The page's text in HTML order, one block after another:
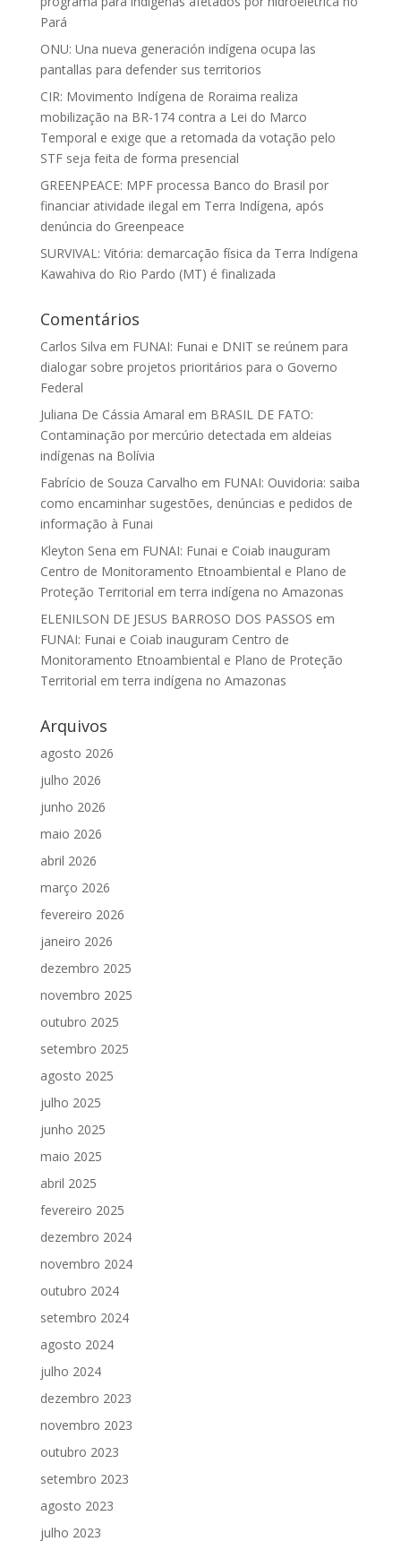
Pará
ONU: Una nueva generación indígena ocupa las
pantallas para defender sus territorios
CIR: Movimento Indígena de Roraima realiza
mobilização na BR-174 contra a Lei do Marco
Temporal e exige que a retomada da votação pelo
STF seja feita de forma presencial
GREENPEACE: MPF processa Banco do Brasil por
financiar atividade ilegal em Terra Indígena, após
denúncia do Greenpeace
SURVIVAL: Vitória: demarcação física da Terra Indígena
Kawahiva do Rio Pardo (MT) é finalizada
Comentários
Carlos Silva em FUNAI: Funai e DNIT se reúnem para
dialogar sobre projetos prioritários para o Governo
Federal
Juliana De Cássia Amaral em BRASIL DE FATO:
Contaminação por mercúrio detectada em aldeias
indígenas na Bolívia
Fabrício de Souza Carvalho em FUNAI: Ouvidoria: saiba
como encaminhar sugestões, denúncias e pedidos de
informação à Funai
Kleyton Sena em FUNAI: Funai e Coiab inauguram
Centro de Monitoramento Etnoambiental e Plano de
Proteção Territorial em terra indígena no Amazonas
ELENILSON DE JESUS BARROSO DOS PASSOS em
FUNAI: Funai e Coiab inauguram Centro de
Monitoramento Etnoambiental e Plano de Proteção
Territorial em terra indígena no Amazonas
Arquivos
agosto 2026
julho 2026
junho 2026
maio 2026
abril 2026
março 2026
fevereiro 2026
janeiro 2026
dezembro 2025
novembro 2025
outubro 2025
setembro 2025
agosto 2025
julho 2025
junho 2025
maio 2025
abril 2025
fevereiro 2025
dezembro 2024
novembro 2024
outubro 2024
setembro 2024
agosto 2024
julho 2024
dezembro 2023
novembro 2023
outubro 2023
setembro 2023
agosto 2023
julho 2023